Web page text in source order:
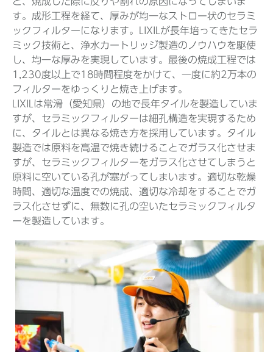
す。成形工程を経て、厚みが均一なストロー状のセラミ
ックフィルターになります。LIXILが長年培ってきたセラ
ミック技術と、浄水カートリッジ製造のノウハウを駆使
し、均一な厚みを実現しています。最後の焼成工程では
1,230度以上で18時間程度をかけて、一度に約2万本の
フィルターをゆっくりと焼き上げます。
LIXILは常滑（愛知県）の地で長年タイルを製造していま
すが、セラミックフィルターは細孔構造を実現するため
に、タイルとは異なる焼き方を採用しています。タイル
製造では原料を高温で焼き続けることでガラス化させま
すが、セラミックフィルターをガラス化させてしまうと
原料に空いている孔が塞がってしまいます。適切な乾燥
時間、適切な温度での焼成、適切な冷却をすることでガ
ラス化させずに、無数に孔の空いたセラミックフィルタ
ーを製造しています。